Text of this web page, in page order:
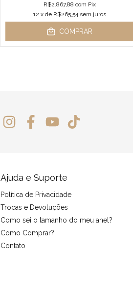
R$2.867,88 com Pix
12 x de R$265,54 sem juros
COMPRAR
Ajuda e Suporte
Política de Privacidade
Trocas e Devoluções
Como sei o tamanho do meu anel?
Como Comprar?
Contato